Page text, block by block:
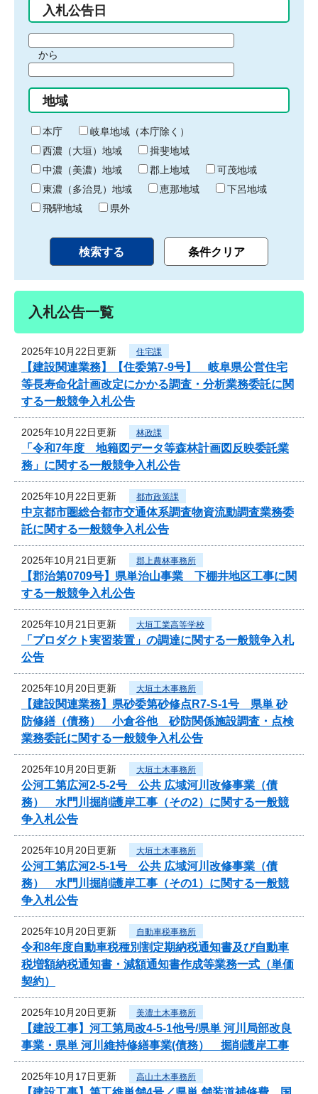
入札公告日
間
始
り
から
間
終
わ
り
地域
本庁
岐阜地域（本庁除く）
西濃（大垣）地域
揖斐地域
中濃（美濃）地域
郡上地域
可茂地域
東濃（多治見）地域
恵那地域
下呂地域
飛騨地域
県外
入札公告一覧
2025年10月22日更新 住宅課
【建設関連業務】【住委第7-9号】 岐阜県公営住宅
等長寿命化計画改定にかかる調査・分析業務委託に関
する一般競争入札公告
2025年10月22日更新 林政課
「令和7年度 地籍図データ等森林計画図反映委託業
務」に関する一般競争入札公告
2025年10月22日更新 都市政策課
中京都市圏総合都市交通体系調査物資流動調査業務委
託に関する一般競争入札公告
2025年10月21日更新 郡上農林事務所
【郡治第0709号】県単治山事業 下棚井地区工事に関
する一般競争入札公告
2025年10月21日更新 大垣工業高等学校
「プロダクト実習装置」の調達に関する一般競争入札
公告
2025年10月20日更新 大垣土木事務所
【建設関連業務】県砂委第砂修点R7-S-1号 県単 砂
防修繕（債務） 小倉谷他 砂防関係施設調査・点検
業務委託に関する一般競争入札公告
2025年10月20日更新 大垣土木事務所
公河工第広河2-5-2号 公共 広域河川改修事業（債
務） 水門川掘削護岸工事（その2）に関する一般競
争入札公告
2025年10月20日更新 大垣土木事務所
公河工第広河2-5-1号 公共 広域河川改修事業（債
務） 水門川掘削護岸工事（その1）に関する一般競
争入札公告
2025年10月20日更新 自動車税事務所
令和8年度自動車税種別割定期納税通知書及び自動車
税増額納税通知書・減額通知書作成等業務一式（単価
契約）
2025年10月20日更新 美濃土木事務所
【建設工事】河工第局改4-5-1他号/県単 河川局部改良
事業・県単 河川維持修繕事業(債務） 掘削護岸工事
2025年10月17日更新 高山土木事務所